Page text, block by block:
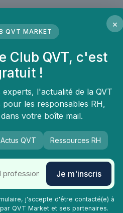
Espaces travail
Comment
de
meilleure QVT
×
QVT MARKET
Club QVT, c'est
!
experts, l'actualité de la QVT
les responsables RH,
votre boîte mail.
Actus QVT Ressources RH
Je m'inscris
j'accepte d'être contacté(e) à
QVT Market et ses partenaires.